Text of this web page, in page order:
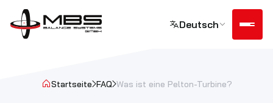
Zuverlässiger Service für
Auswuchtmaschinen
Maschinen.
Deutsch
Startseite FAQ Was ist eine Pelton-Turbine?